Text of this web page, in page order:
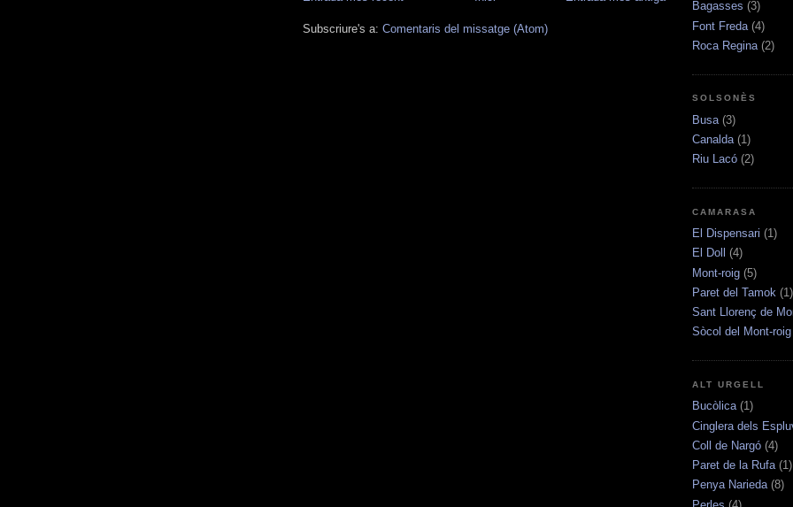
Subscriure's a: Comentaris del missatge (Atom)
Bagasses (3)
Font Freda (4)
Roca Regina (2)
SOLSONÈS
Busa (3)
Canalda (1)
Riu Lacó (2)
CAMARASA
El Dispensari (1)
El Doll
(4)
Mont-roig (5)
Paret del Tamok (1)
Sant Llorenç de
Sòcol del Mont-roig
ALT URGELL
Bucòlica (1)
Cinglera dels
Coll de Nargó (4)
Paret de la Rufa (1)
Penya Narieda (8)